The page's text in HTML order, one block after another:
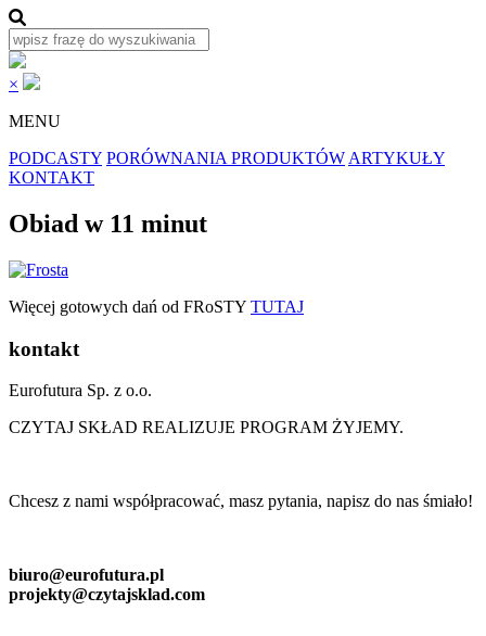
×
MENU
PODCASTY PORÓWNANIA PRODUKTÓW ARTYKUŁY
KONTAKT
Obiad w 11 minut
Więcej gotowych dań od FRoSTY TUTAJ
kontakt
Eurofutura Sp. z o.o.
CZYTAJ SKŁAD REALIZUJE PROGRAM ŻYJEMY.
Chcesz z nami współpracować, masz pytania, napisz do nas śmiało!
biuro@eurofutura.pl
projekty@czytajsklad.com